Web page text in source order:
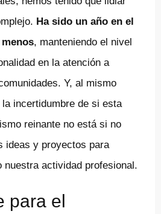
Ha sido un año en el
, manteniendo el nivel
en la atención a
Y, al mismo
incertidumbre de si esta
reinante no está si no
ideas y proyectos para
nuestra actividad profesional.
para el